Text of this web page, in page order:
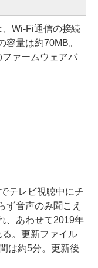
Wi-Fi通信の接続
量は約70MB。
ァームウェアバ
テレビ視聴中にチ
ず音声のみ聞こえ
、あわせて2019年
。更新ファイル
は約5分。更新後